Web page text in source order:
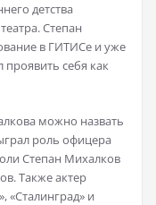
детства
Степан
в ГИТИСе и уже
проявить себя как
можно назвать
роль офицера
Степан Михалков
Также актер
«Сталинград» и